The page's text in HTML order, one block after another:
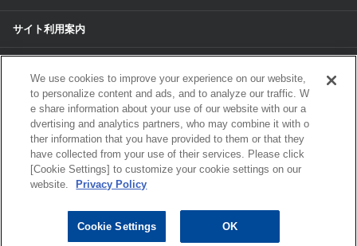
サイト利用案内
個人情報のお取扱いについて
各種サービスの個人情報保護方針
サイトマップ
ELECTRONICS MARKETING, INC. ALL RIGHTS RESERVED.
We use cookies to improve your experience on our website,
to personalize content and ads, and to analyze our traffic. W
e share information about your use of our website with our a
dvertising and analytics partners, who may combine it with o
ther information that you have provided to them or that they
have collected from your use of their services. Please click
[Cookie Settings] to customize your cookie settings on our
website.
Privacy Policy
Cookie Settings OK